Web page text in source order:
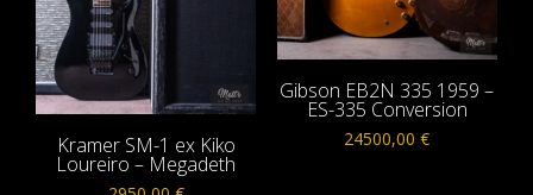
Kramer SM-1 ex Kiko
Loureiro – Megadeth
Gibson EB2N 335 1959 –
ES-335 Conversion
24500,00€